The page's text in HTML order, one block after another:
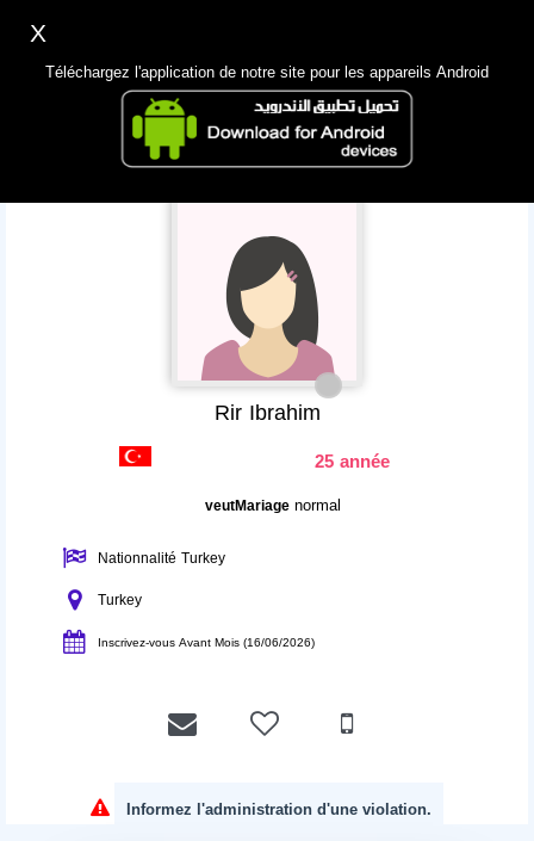
App Mobile
Rir Ibrahim
25 année
veutMariagenormal
Nationnalité Turkey
Turkey
Inscrivez-vous Avant Mois (16/06/2026)
Informez l'administration d'une violation.
X
Téléchargez l'application de notre site pour les appareils Android